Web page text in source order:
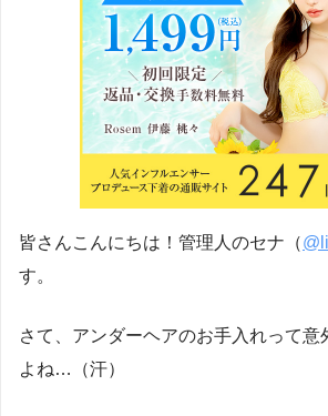
皆さんこんにちは！管理人のセナ（
す。
さて、アンダーヘアのお手入れって意
よね…（汗）